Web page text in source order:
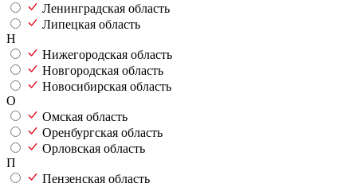
Ленинградская область
Липецкая область
Н
Нижегородская область
Новгородская область
Новосибирская область
О
Омская область
Оренбургская область
Орловская область
П
Пензенская область